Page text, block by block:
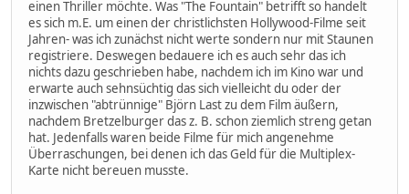
einen Thriller möchte. Was "The Fountain" betrifft so handelt
es sich m.E. um einen der christlichsten Hollywood-Filme seit
Jahren- was ich zunächst nicht werte sondern nur mit Staunen
registriere. Deswegen bedauere ich es auch sehr das ich
nichts dazu geschrieben habe, nachdem ich im Kino war und
erwarte auch sehnsüchtig das sich vielleicht du oder der
inzwischen "abtrünnige" Björn Last zu dem Film äußern,
nachdem Bretzelburger das z. B. schon ziemlich streng getan
hat. Jedenfalls waren beide Filme für mich angenehme
Überraschungen, bei denen ich das Geld für die Multiplex-
Karte nicht bereuen musste.